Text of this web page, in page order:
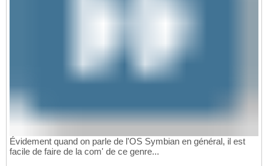
Évidement quand on parle de l'OS Symbian en général, il est
facile de faire de la com' de ce genre...